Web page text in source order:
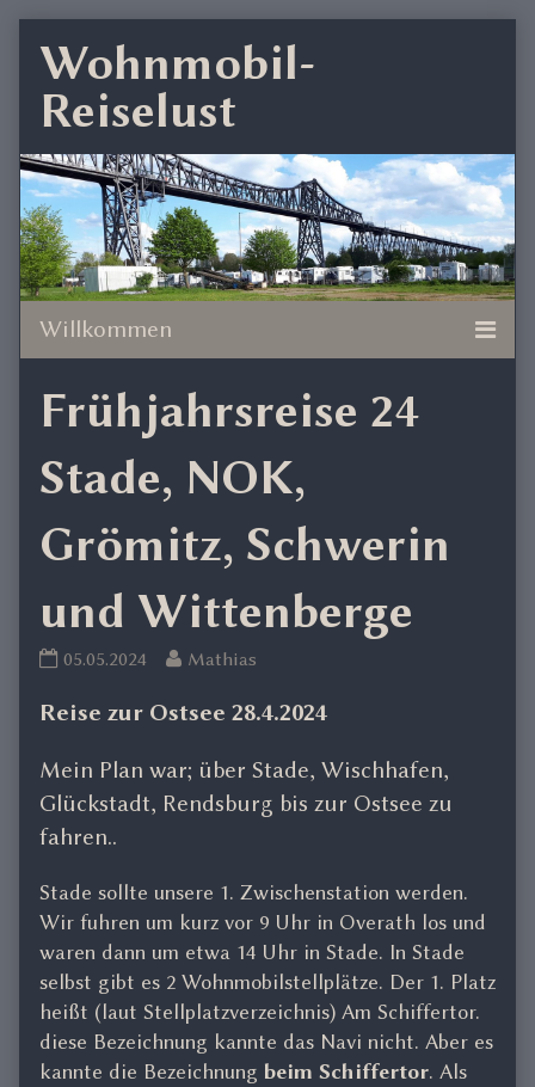
content
Wohnmobil-
Reiselust
Frühjahrsreise 24
Stade, NOK,
Grömitz, Schwerin
und Wittenberge
Frühjahrsreise
Stade,
Grömitz,
Schwerin
und
Wittenberge
on
05.05.2024
Read
posts
the
author
Stade,
NOK,
Grömitz,
Schwerin
und
Wittenberge,
Mathias
Reise zur Ostsee 28.4.2024
Mein Plan war; über Stade, Wischhafen,
Glückstadt, Rendsburg bis zur Ostsee zu
fahren..
Stade sollte unsere 1. Zwischenstation werden.
Wir fuhren um kurz vor 9 Uhr in Overath los und
waren dann um etwa 14 Uhr in Stade. In Stade
selbst gibt es 2 Wohnmobilstellplätze. Der 1. Platz
heißt (laut Stellplatzverzeichnis) Am Schiffertor.
diese Bezeichnung kannte das Navi nicht. Aber es
kannte die Bezeichnung beim Schiffertor. Als